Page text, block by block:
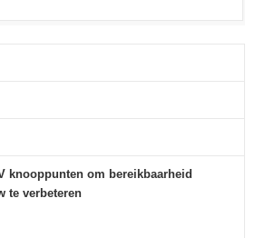
knooppunten om bereikbaarheid
te verbeteren